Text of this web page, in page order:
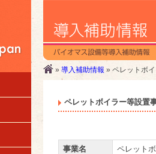
» 導入補助情報 » ペレットボ
ペレットボイラー等設置
事業名 ペレット